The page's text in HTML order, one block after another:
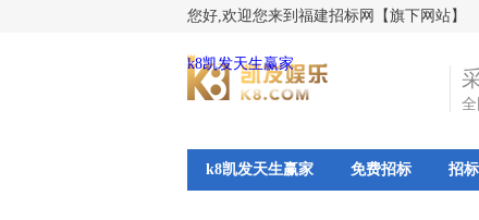
您好,欢迎您来到福建招标网【旗下网站】
k8凯发天生赢家
全
k8凯发天生赢家 免费招标 招